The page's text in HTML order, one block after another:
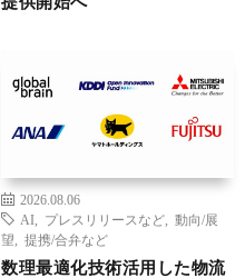
2026.08.06
AI
プレスリリースなど
動向/展
望
提携/合弁など
数理最適化技術活用した物流